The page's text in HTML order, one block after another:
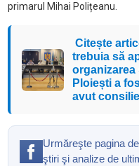
primarul Mihai Polițeanu.
Citește
trebuia să
organizarea
Ploiești a
avut
Urmăreşte pagina
ştiri şi analize de